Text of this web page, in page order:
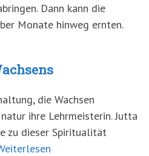
Dann kann die
Monate hinweg ernten.
die Wachsen
ihre Lehrmeisterin. Jutta
zu dieser Spiritualität